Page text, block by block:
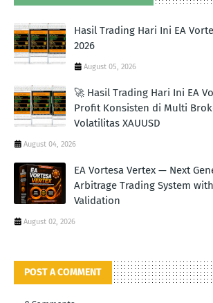
Hasil Trading Hari Ini EA
2026
August 05, 2026
🚀 Hasil Trading Hari Ini EA
Profit Konsisten di Multi
Volatilitas XAUUSD
August 04, 2026
EA Vortesa Vertex — Next
Arbitrage Trading System
Validation
August 02, 2026
POST A COMMENT